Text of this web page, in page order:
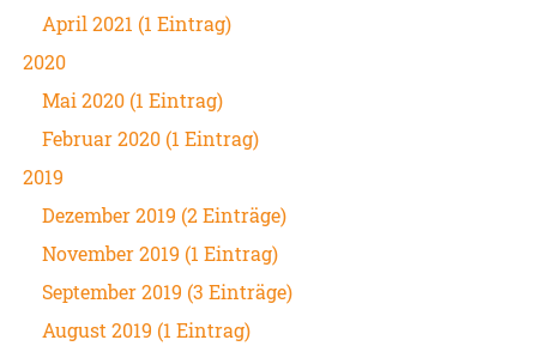
April 2021 (1 Eintrag)
2020
Mai 2020 (1 Eintrag)
Februar 2020 (1 Eintrag)
2019
Dezember 2019 (2 Einträge)
November 2019 (1 Eintrag)
September 2019 (3 Einträge)
August 2019 (1 Eintrag)